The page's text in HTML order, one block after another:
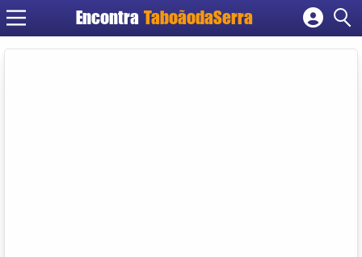
Encontra TaboãodaSerra
Cadastrar empresa